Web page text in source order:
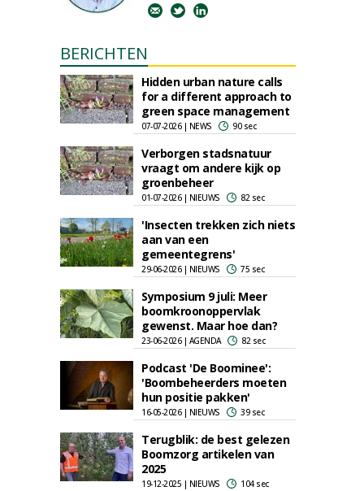
BERICHTEN
Hidden urban nature calls
for a different approach to
green space management
07-07-2026 | NEWS 90 sec
Verborgen stadsnatuur
vraagt om andere kijk op
groenbeheer
01-07-2026 | NIEUWS 82 sec
'Insecten trekken zich niets
aan van een
gemeentegrens'
29-06-2026 | NIEUWS 75 sec
Symposium 9 juli: Meer
boomkroonoppervlak
gewenst. Maar hoe dan?
23-06-2026 | AGENDA 82 sec
Podcast 'De Boominee':
'Boombeheerders moeten
hun positie pakken'
16-05-2026 | NIEUWS 39 sec
Terugblik: de best gelezen
Boomzorg artikelen van
2025
19-12-2025 | NIEUWS 104 sec